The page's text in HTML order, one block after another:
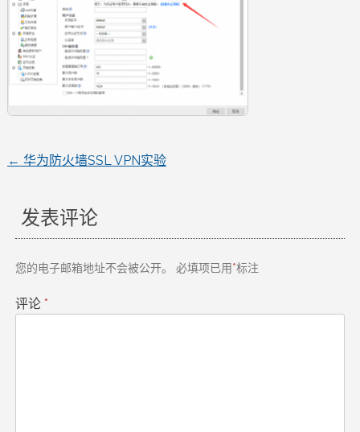
文
章
导
← 华为防火墙SSL VPN实验
发表评论
您的电子邮箱地址不会被公开。 必填项已用*标注
评论 *